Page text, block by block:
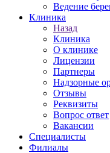
Ведение
Клиника
Назад
Клиника
О клинике
Лицензии
Партнеры
Надзорные
Отзывы
Реквизиты
Вопрос ответ
Вакансии
Специалисты
Филиалы